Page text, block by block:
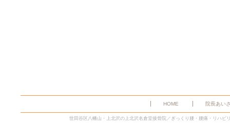
HOME 院長あい
世田谷区八幡山・上北沢の上北沢名倉堂接骨院／ぎっくり腰・腰痛・リハ